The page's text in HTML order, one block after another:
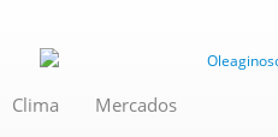
Clima Mercados